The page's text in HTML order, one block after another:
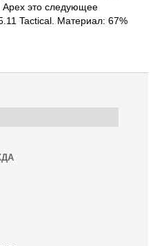
Apex это следующее
Tactical. Материал: 67%